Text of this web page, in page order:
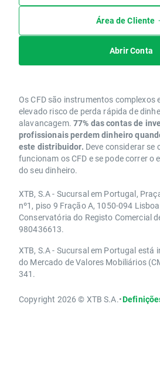
Área de Cliente
Abrir Conta
Os CFD são instrumentos complexos
elevado risco de perda rápida de
alavancagem. 77% das contas de
profissionais perdem dinheiro
este distribuidor. Deve considerar se
funcionam os CFD e se pode correr o
do seu dinheiro.
XTB, S.A - Sucursal em Portugal,
nº1, piso 9 Fração A, 1050-094
Conservatória do Registo Comercial
980436613.
XTB, S.A - Sucursal em Portugal está
do Mercado de Valores Mobiliários
341.
Copyright 2026 © XTB S.A.•